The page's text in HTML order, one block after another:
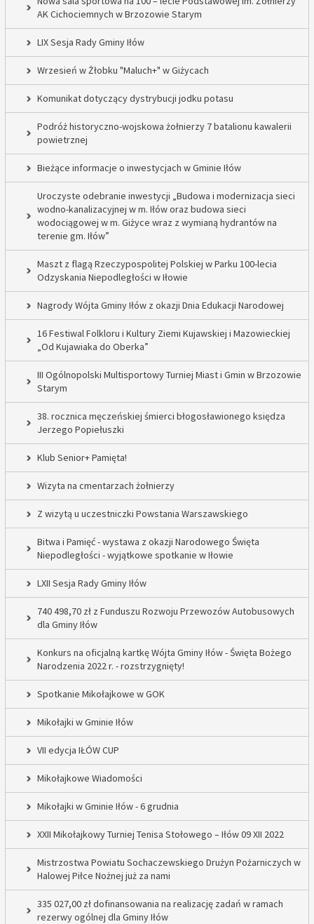
AK Cichociemnych w Brzozowie Starym
LIX Sesja Rady Gminy Iłów
Wrzesień w Żłobku "Maluch+" w Giżycach
Komunikat dotyczący dystrybucji jodku potasu
Podróż historyczno-wojskowa żołnierzy 7 batalionu kawalerii
powietrznej
Bieżące informacje o inwestycjach w Gminie Iłów
Uroczyste odebranie inwestycji „Budowa i modernizacja sieci
wodno-kanalizacyjnej w m. Iłów oraz budowa sieci
wodociągowej w m. Giżyce wraz z wymianą hydrantów na
terenie gm. Iłów”
Maszt z flagą Rzeczypospolitej Polskiej w Parku 100-lecia
Odzyskania Niepodległości w Iłowie
Nagrody Wójta Gminy Iłów z okazji Dnia Edukacji Narodowej
16 Festiwal Folkloru i Kultury Ziemi Kujawskiej i Mazowieckiej
„Od Kujawiaka do Oberka”
III Ogólnopolski Multisportowy Turniej Miast i Gmin w Brzozowie
Starym
38. rocznica męczeńskiej śmierci błogosławionego księdza
Jerzego Popiełuszki
Klub Senior+ Pamięta!
Wizyta na cmentarzach żołnierzy
Z wizytą u uczestniczki Powstania Warszawskiego
Bitwa i Pamięć - wystawa z okazji Narodowego Święta
Niepodległości - wyjątkowe spotkanie w Iłowie
LXII Sesja Rady Gminy Iłów
740 498,70 zł z Funduszu Rozwoju Przewozów Autobusowych
dla Gminy Iłów
Konkurs na oficjalną kartkę Wójta Gminy Iłów - Święta Bożego
Narodzenia 2022 r. - rozstrzygnięty!
Spotkanie Mikołajkowe w GOK
Mikołajki w Gminie Iłów
VII edycja IŁÓW CUP
Mikołajkowe Wiadomości
Mikołajki w Gminie Iłów - 6 grudnia
XXII Mikołajkowy Turniej Tenisa Stołowego – Iłów 09 XII 2022
Mistrzostwa Powiatu Sochaczewskiego Drużyn Pożarniczych w
Halowej Piłce Nożnej już za nami
335 027,00 zł dofinansowania na realizację zadań w ramach
rezerwy ogólnej dla Gminy Iłów